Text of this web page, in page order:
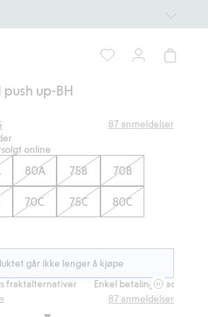
up-BH
87anmeldelser
online
80A 75B 70B
70C 75C 80C
går ikke lenger å kjøpe
Enkel betaling med Vipps &
87anmeldelser